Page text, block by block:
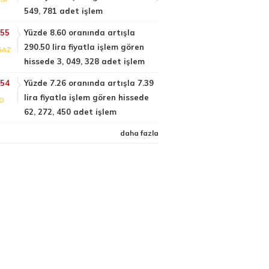
549, 781 adet işlem
Yüzde 8.60 oranında artışla
290.50 lira fiyatla işlem gören
hissede 3, 049, 328 adet işlem
Yüzde 7.26 oranında artışla 7.39
lira fiyatla işlem gören hissede
62, 272, 450 adet işlem
daha fazla